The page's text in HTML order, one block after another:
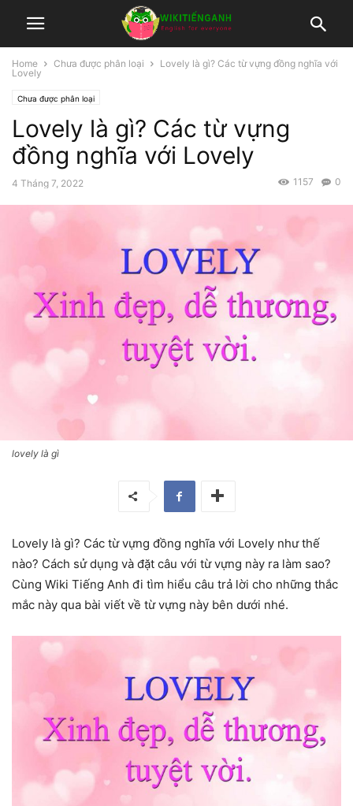
Home Chưa được phân loại
Lovely là gì? Các từ vựng đồng nghĩa với
Lovely
Chưa được phân loại
Lovely là gì? Các từ vựng
đồng nghĩa với Lovely
4 Tháng 7, 2022 0
1157
lovely là gì
Lovely là gì? Các từ vựng đồng nghĩa với Lovely như thế
nào? Cách sử dụng và đặt câu với từ vựng này ra làm sao?
Cùng Wiki Tiếng Anh đi tìm hiểu câu trả lời cho những thắc
mắc này qua bài viết về từ vựng này bên dưới nhé.